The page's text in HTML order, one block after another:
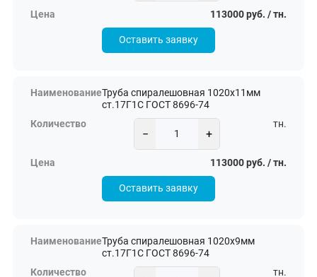
113000 руб. / тн.
Оставить заявку
Труба спиралешовная 1020х11мм
ст.17Г1С ГОСТ 8696-74
− +
тн.
113000 руб. / тн.
Оставить заявку
Труба спиралешовная 1020х9мм
ст.17Г1С ГОСТ 8696-74
тн.